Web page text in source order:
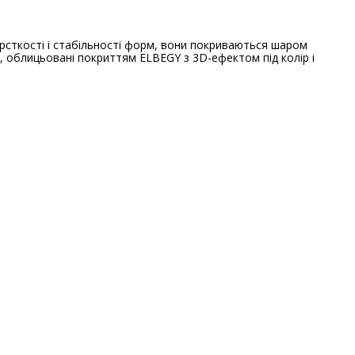
і стабільності форм, вони покриваються шаром
покриттям ELBEGY з 3D-ефектом під колір і